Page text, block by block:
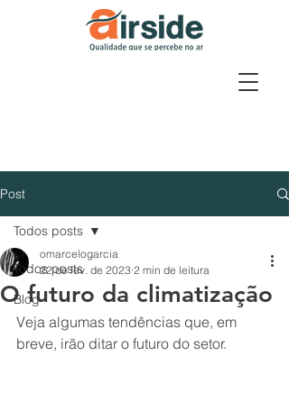
Post
Todos posts
Blog
Todos posts
O futuro da climatização
omarcelogarcia
22 de fev. de 2023 2 min de leitura
Veja algumas tendências que, em
breve, irão ditar o futuro do setor.